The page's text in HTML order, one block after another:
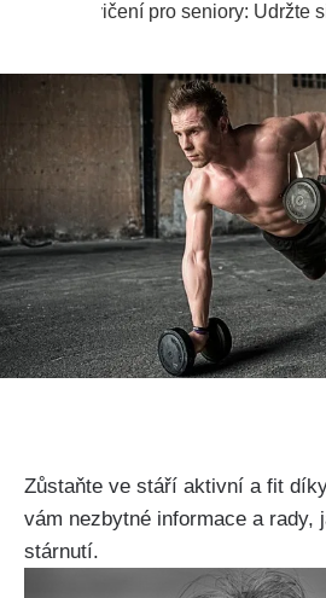
Cvičení pro seniory: Udržte
Zůstaňte ve stáří aktivní a fit
vám nezbytné informace a rady,
stárnutí.